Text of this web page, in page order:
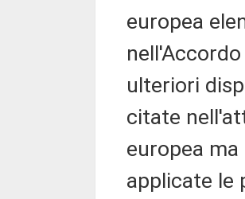
europea
ulteriori
citate
europea
applicate le